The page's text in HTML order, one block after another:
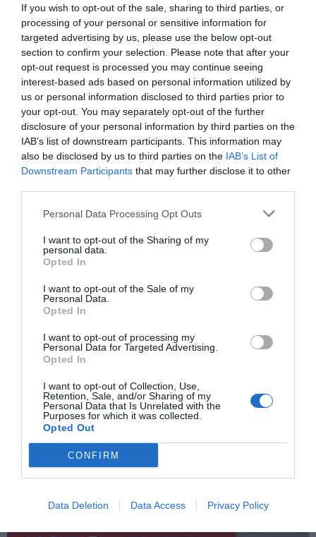
If you wish to opt-out of the sale, sharing to third parties, or
processing of your personal or sensitive information for
targeted advertising by us, please use the below opt-out
section to confirm your selection. Please note that after your
opt-out request is processed you may continue seeing
interest-based ads based on personal information utilized by
us or personal information disclosed to third parties prior to
your opt-out. You may separately opt-out of the further
disclosure of your personal information by third parties on the
IAB’s list of downstream participants. This information may
also be disclosed by us to third parties on the IAB’s List of
Downstream Participants that may further disclose it to other
Personal Data Processing Opt Outs
I want to opt-out of the Sharing of my
personal data.
Opted In
I want to opt-out of the Sale of my
Personal Data.
Opted In
I want to opt-out of processing my
Personal Data for Targeted Advertising.
Opted In
I want to opt-out of Collection, Use,
Retention, Sale, and/or Sharing of my
Personal Data that Is Unrelated with the
Purposes for which it was collected.
Opted Out
CONFIRM
Data Deletion Data Access Privacy Policy
activo como los pensionistas, está en peligro, principalmente, por la
ineptitud del actual gobierno y, no hay que olvidarlo, por la codicia de
las aseguradoras. Tal y como ha denunciado el sindicato CSIF ante el
Defensor del Pueblo, los...
O MUFACE o huelga general
JOSÉ ANTONIO GÓMEZ19/11/2024
Los sindicatos se han domesticado demasiado.
Cuando las organizaciones de defensa de los derechos
de los trabajadores no se habían desclasado, una
situación como la de MUFACE habría provocado la
convocatoria inmediata de una huelga general de
funcionarios. Esto es fundamental, sobre todo porque
el escenario de crisis actual es...
Masivo seguimiento de la huelga de
autobuses: los conductores alzan la voz
por su jubilación anticipada
La huelga de autobuses en España ha comenzado con
un seguimiento cercano al 100%, según los sindicatos
CCOO y UGT. Miles de conductores han detenido sus
vehículos para reclamar algo que consideran de
de una profesión que, aseguran, implica peligrosidad y
desgaste...